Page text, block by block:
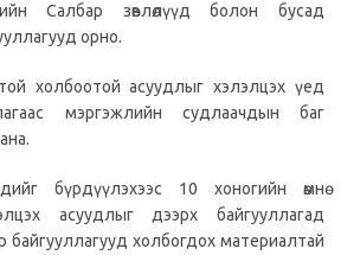
Салбар зөвлөлүүд болон бусад
орно.
холбоотой асуудлыг хэлэлцэх үед
мэргэжлийн судлаачдын баг
бүрдүүлэхээс 10 хоногийн өмнө
асуудлыг дээрх байгууллагад
байгууллагууд холбогдох материалтай